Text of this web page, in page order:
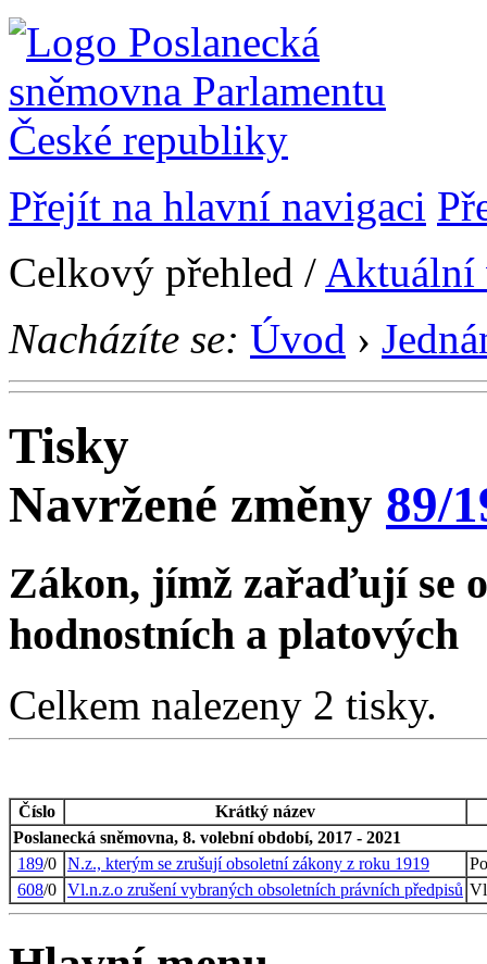
Přejít na hlavní navigaci
Celkový přehled / Aktuální
Nacházíte se: Úvod ›
Tisky
Navržené změny 89/
Zákon, jímž zařaďují se
hodnostních a platových
Celkem nalezeny 2 tisky.
Číslo
Krátký název
Poslanecká sněmovna, 8. volební období, 2017 - 2021
189/0 N.z., kterým se zrušují obsoletní zákony z roku 1919
608/0 Vl.n.z.o zrušení vybraných obsoletních právních předpisů